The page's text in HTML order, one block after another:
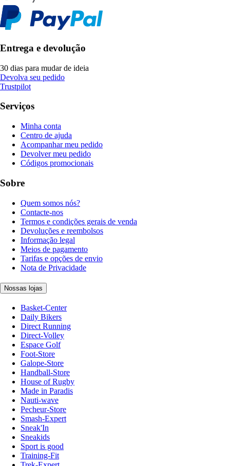
Entrega e devolução
30 dias para mudar de ideia
Devolva seu pedido
Trustpilot
Serviços
Minha conta
Centro de ajuda
Acompanhar meu pedido
Devolver meu pedido
Códigos promocionais
Sobre
Quem somos nós?
Contacte-nos
Termos e condições gerais de venda
Devoluções e reembolsos
Informação legal
Meios de pagamento
Tarifas e opções de envio
Nota de Privacidade
Nossas lojas
Basket-Center
Daily Bikers
Direct Running
Direct-Volley
Espace Golf
Foot-Store
Galope-Store
Handball-Store
House of Rugby
Made in Paradis
Nauti-wave
Pecheur-Store
Smash-Expert
Sneak'In
Sneakids
Sport is good
Training-Fit